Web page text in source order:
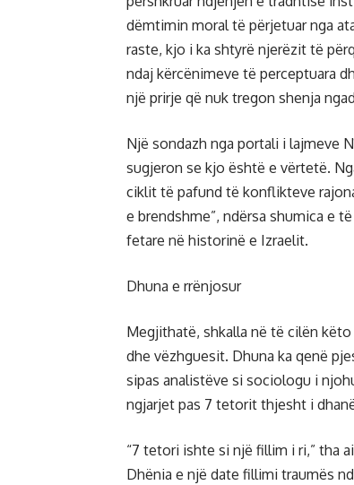
dëmtimin moral të përjetuar nga
raste, kjo i ka shtyrë njerëzit të
ndaj kërcënimeve të perceptuara
një prirje që nuk tregon shenja
Një sondazh nga portali i lajmeve
sugjeron se kjo është e vërtetë.
ciklit të pafund të konflikteve
e brendshme”, ndërsa shumica e
fetare në historinë e Izraelit.
Dhuna e rrënjosur
Megjithatë, shkalla në të cilën
dhe vëzhguesit. Dhuna ka qenë
sipas analistëve si sociologu i
ngjarjet pas 7 tetorit thjesht i
“7 tetori ishte si një fillim i ri,” tha
Dhënia e një date fillimi traumës